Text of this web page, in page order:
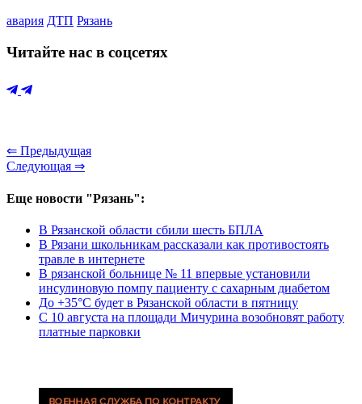
авария ДТП Рязань
Читайте нас в соцсетях
⇐ Предыдущая
Следующая ⇒
Еще новости "Рязань":
В Рязанской области сбили шесть БПЛА
В Рязани школьникам рассказали как противостоять
травле в интернете
В рязанской больнице № 11 впервые установили
инсулиновую помпу пациенту с сахарным диабетом
До +35°С будет в Рязанской области в пятницу
С 10 августа на площади Мичурина возобновят работу
платные парковки